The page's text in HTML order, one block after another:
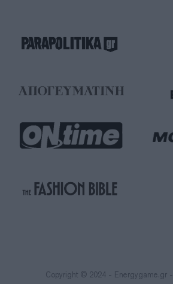
Copyright © 2024 - Energygame.gr -